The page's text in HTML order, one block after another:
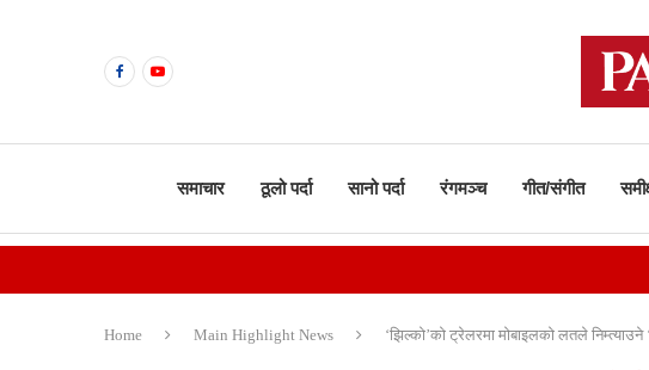
समाचार ठूलो पर्दा सानो पर्दा रंगमञ्च गीत/संगीत
Home Main Highlight News ‘झिल्को’को ट्रेलरमा माेबाइलकाे लतले निम्त्याउने